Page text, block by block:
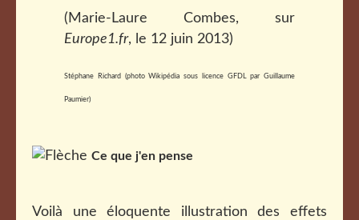
(Marie-Laure Combes, sur
Europe1.fr, le 12 juin 2013)
Stéphane Richard (photo Wikipédia sous licence GFDL par Guillaume
Paumier)
Ce que j'en pense
Voilà une éloquente illustration des effets